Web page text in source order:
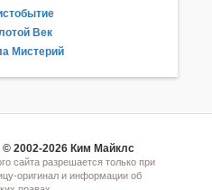
Век
Мистерий
2002-2026 Ким Майклс
сайта разрешается только при
оригинал и информации об